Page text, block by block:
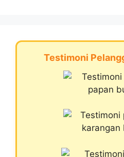
Testimoni